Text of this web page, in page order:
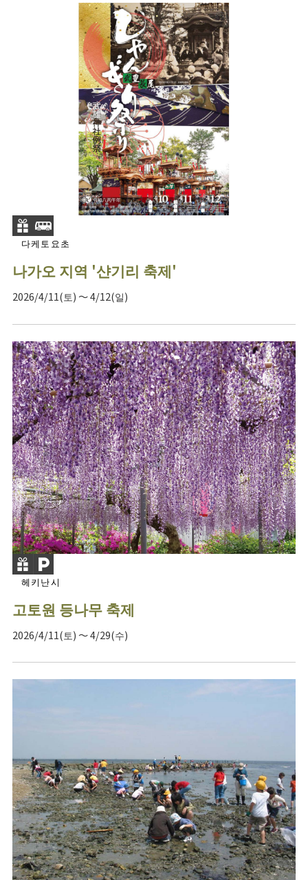
다케토요초
나가오 지역 '샨기리 축제'
2026/4/11(토) ～ 4/12(일)
헤키난시
고토원 등나무 축제
2026/4/11(토) ～ 4/29(수)